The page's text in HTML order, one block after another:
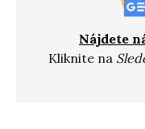
Nájdete
Kliknite na